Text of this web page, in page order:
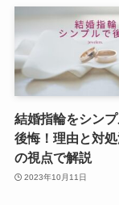
結婚指輪をシン
後悔！理由と対
の視点で解説
2023年10月11日